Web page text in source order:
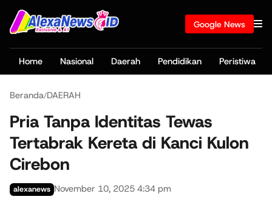
Google News
Home Nasional Daerah Pendidikan Peristiwa
Beranda/DAERAH
Pria Tanpa Identitas Tewas
Tertabrak Kereta di Kanci Kulon
Cirebon
alexanews November 10, 2025 4:34 pm